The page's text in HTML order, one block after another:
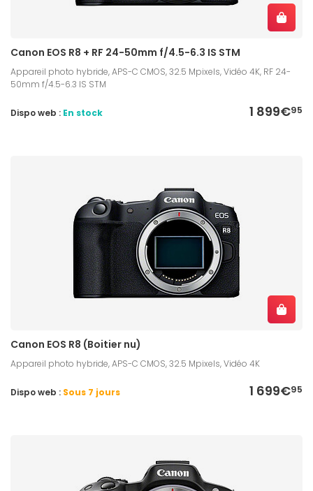
Canon EOS R8 + RF 24-50mm f/4.5-6.3 IS STM
Appareil photo hybride, APS-C CMOS, 32.5 Mpixels, Vidéo 4K, RF 24-
50mm f/4.5-6.3 IS STM
1 899€95
Dispo web : En stock
Canon EOS R8 (Boitier nu)
Appareil photo hybride, APS-C CMOS, 32.5 Mpixels, Vidéo 4K
1 699€95
Dispo web : Sous 7 jours